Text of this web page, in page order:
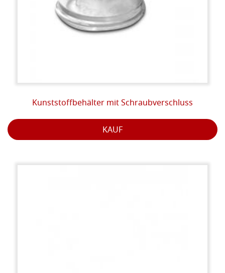
Kunststoffbehälter mit Schraubverschluss
KAUF